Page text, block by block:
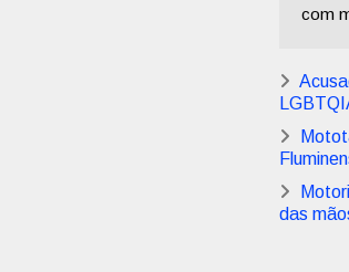
com
das